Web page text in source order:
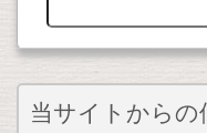
当サイトからの